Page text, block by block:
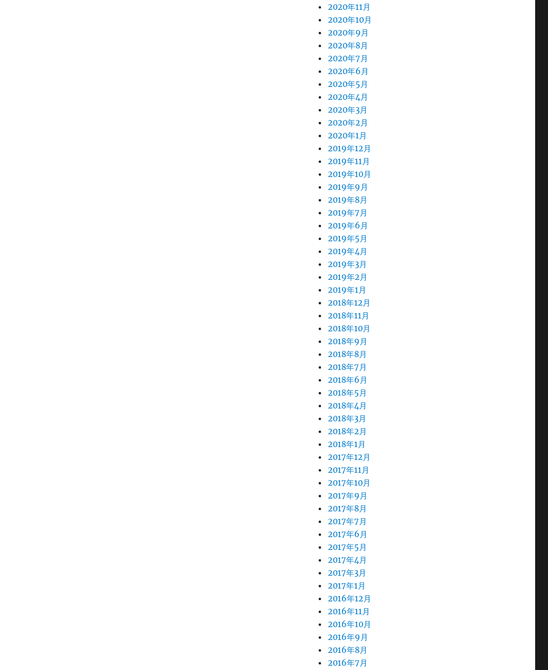
2020年11月
2020年10月
2020年9月
2020年8月
2020年7月
2020年6月
2020年5月
2020年4月
2020年3月
2020年2月
2020年1月
2019年12月
2019年11月
2019年10月
2019年9月
2019年8月
2019年7月
2019年6月
2019年5月
2019年4月
2019年3月
2019年2月
2019年1月
2018年12月
2018年11月
2018年10月
2018年9月
2018年8月
2018年7月
2018年6月
2018年5月
2018年4月
2018年3月
2018年2月
2018年1月
2017年12月
2017年11月
2017年10月
2017年9月
2017年8月
2017年7月
2017年6月
2017年5月
2017年4月
2017年3月
2017年1月
2016年12月
2016年11月
2016年10月
2016年9月
2016年8月
2016年7月